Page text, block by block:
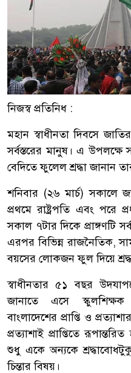
নিজস্ব প্রতিনিধ :
মহান স্বাধীনতা দিবসে
সর্বস্তরের মানুষ। এ উপলক্ষে
বেদিতে ফুলেল শ্রদ্ধা জানান
শনিবার (২৬ মার্চ) সকালে
প্রথমে রাষ্ট্রপতি এবং পরে
সকাল ৭টার দিকে প্রাঙ্গণটি
এরপর বিভিন্ন রাজনৈতিক,
বয়সের লোকজন ফুল দিয়ে
স্বাধীনতার ৫১ বছর
জানাতে এসে
বাংলাদেশের প্রাপ্তি ও
প্রত্যাশাই প্রাপ্তিতে
শুধু একে অন্যকে
চিন্তার বিষয়।